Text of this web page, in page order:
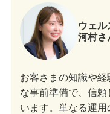
ウェル
河村さ
お客さまの知識や
な事前準備で、信
います。単なる運